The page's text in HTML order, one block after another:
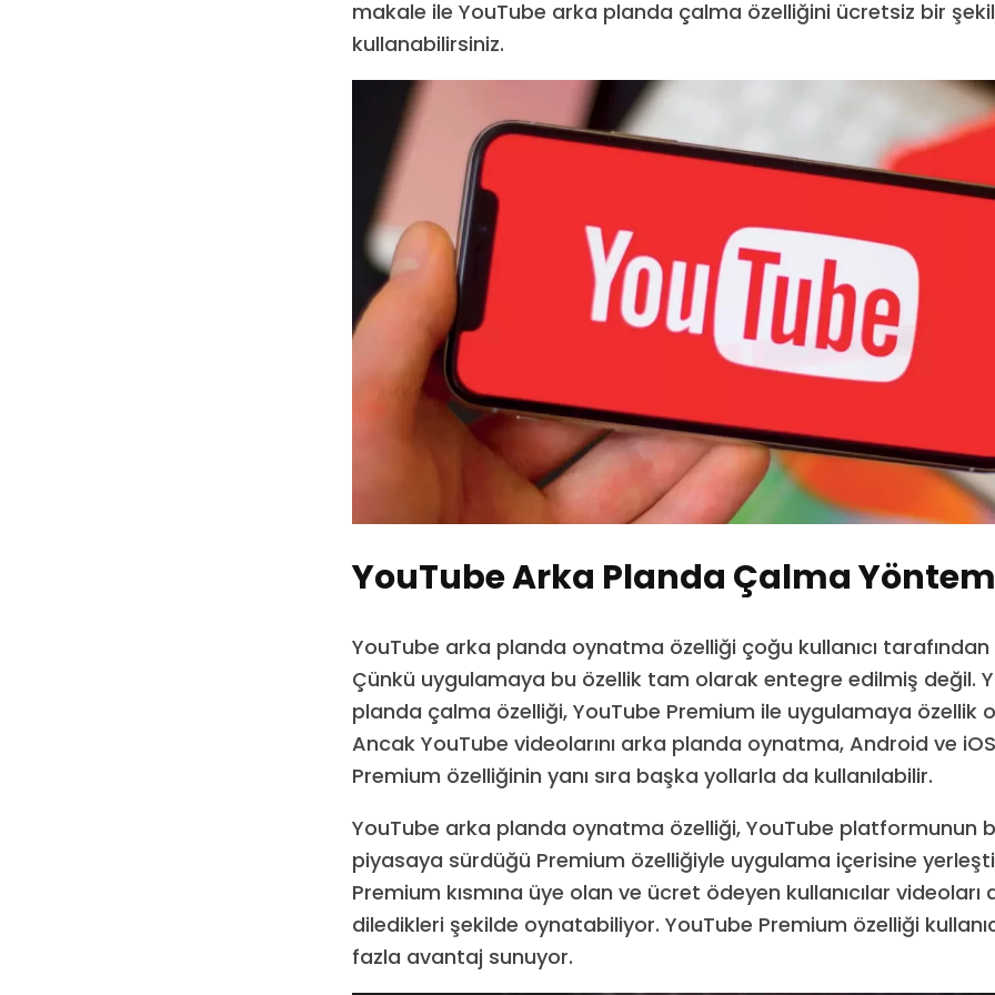
makale ile YouTube arka planda çalma özelliğini ücretsiz bir
kullanabilirsiniz.
YouTube Arka Planda Çalma
YouTube arka planda oynatma özelliği çoğu kullanıcı
Çünkü uygulamaya bu özellik tam olarak entegre edilmiş değil.
planda çalma özelliği, YouTube Premium ile uygulamaya özellik
Ancak YouTube videolarını arka planda oynatma, Android ve
Premium özelliğinin yanı sıra başka yollarla da kullanılabilir.
YouTube arka planda oynatma özelliği, YouTube platformunun
piyasaya sürdüğü Premium özelliğiyle uygulama içerisine
Premium kısmına üye olan ve ücret ödeyen kullanıcılar
diledikleri şekilde oynatabiliyor. YouTube Premium özelliği
fazla avantaj sunuyor.